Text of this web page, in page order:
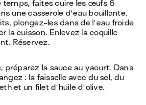
temps, faites cuire les œufs 6
une casserole d'eau bouillante.
plongez-les dans de l'eau froide
la cuisson. Enlevez la coquille
Réservez.
préparez la sauce au yaourt. Dans
: la faisselle avec du sel, du
et un filet d'huile d'olive.